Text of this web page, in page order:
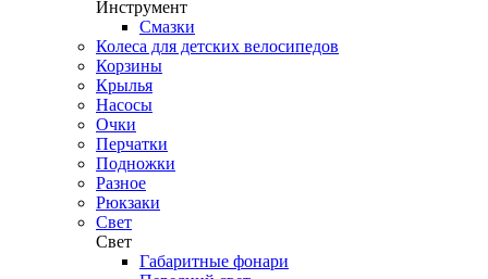
Инструмент
Смазки
Колеса для детских велосипедов
Корзины
Крылья
Насосы
Очки
Перчатки
Подножки
Разное
Рюкзаки
Свет
Свет
Габаритные фонари